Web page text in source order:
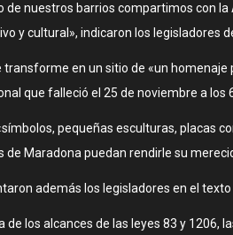
nuestros barrios compartimos con
y cultural», indicaron los legisladores
en un sitio de «un
que falleció el 25 de noviembre a los
pequeñas esculturas, placas
Maradona puedan rendirle su
además los legisladores en el texto
los alcances de las leyes 83 y 1206,